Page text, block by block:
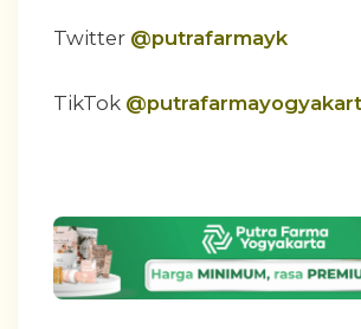
Twitter @putrafarmayk
TikTok